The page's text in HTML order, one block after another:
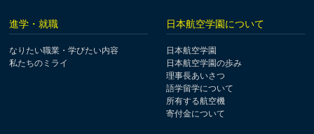
進学・就職
なりたい職業・学びたい内容
私たちのミライ
日本航空学園について
日本航空学園
日本航空学園の歩み
理事長あいさつ
語学留学について
所有する航空機
寄付金について